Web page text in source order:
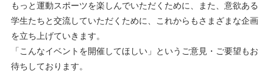
もっと運動スポーツを楽しんでいただくために、また、意欲ある
学生たちと交流していただくために、これからもさまざまな企画
を立ち上げていきます。
「こんなイベントを開催してほしい」というご意見・ご要望もお
待ちしております。